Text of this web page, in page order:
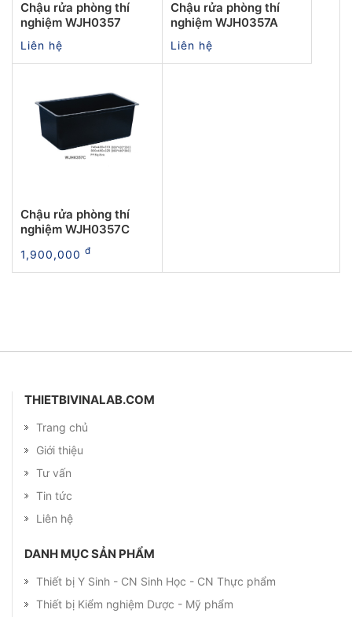
Chậu rửa phòng thí
nghiệm WJH0357
Liên hệ
Chậu rửa phòng thí
nghiệm WJH0357A
Liên hệ
Chậu rửa phòng thí
nghiệm WJH0357C
1,900,000 đ
THIETBIVINALAB.COM
Trang chủ
Giới thiệu
Tư vấn
Tin tức
Liên hệ
DANH MỤC SẢN PHẨM
Thiết bị Y Sinh - CN Sinh Học - CN Thực phẩm
Thiết bị Kiểm nghiệm Dược - Mỹ phẩm